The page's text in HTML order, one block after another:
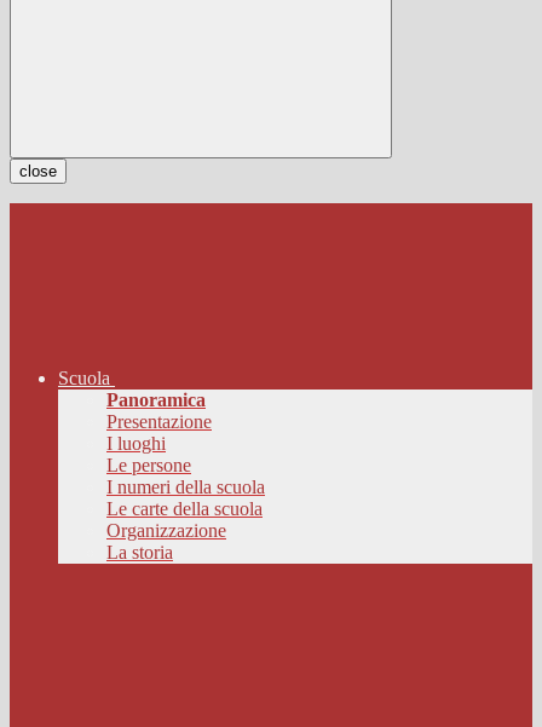
close
Scuola
Panoramica
Presentazione
I luoghi
Le persone
I numeri della scuola
Le carte della scuola
Organizzazione
La storia